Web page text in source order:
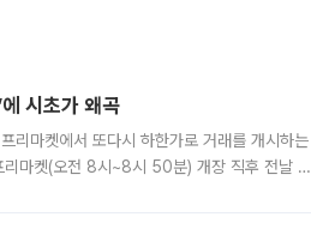
시초가 왜곡
리마켓에서 또다시 하한가로 거래를 개시하는
마켓(오전 8시~8시 50분) 개장 직후 전날 정